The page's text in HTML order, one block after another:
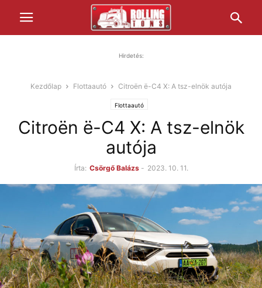
Hirdetés:
Kezdőlap Flottaautó Citroën ë-C4 X: A tsz-elnök autója
Flottaautó
Citroën ë-C4 X: A tsz-elnök
autója
Írta: Csörgő Balázs - 2023. 10. 11.